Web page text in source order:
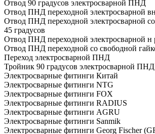
Отвод 90 градусов электросварной ПНД
Отвод ПНД переходной электросварной
Отвод ПНД переходной электросварной
45 градусов
Отвод ПНД переходной электросварной н
Отвод ПНД переходной со свободной
Переход электросварной ПНД
Тройник 90 градусов электросварной ПНД
Электросварные фитинги Китай
Электросварные фитинги NTG
Электросварные фитинги FOX
Электросварные фитинги RADIUS
Электросварные фитинги AGRU
Электросварные фитинги Sanmik
Электросварные фитинги Georg Fischer